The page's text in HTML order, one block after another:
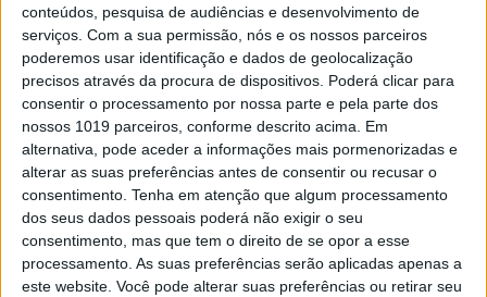
conteúdos, pesquisa de audiências e desenvolvimento de
serviços. Com a sua permissão, nós e os nossos parceiros
poderemos usar identificação e dados de geolocalização
precisos através da procura de dispositivos. Poderá clicar para
consentir o processamento por nossa parte e pela parte dos
nossos 1019 parceiros, conforme descrito acima. Em
alternativa, pode aceder a informações mais pormenorizadas e
alterar as suas preferências antes de consentir ou recusar o
consentimento. Tenha em atenção que algum processamento
dos seus dados pessoais poderá não exigir o seu
consentimento, mas que tem o direito de se opor a esse
processamento. As suas preferências serão aplicadas apenas a
este website. Você pode alterar suas preferências ou retirar seu
Buzinas, apitos, vozes e motosserras sem
corrente imediatamente identificavam o circuito
de Talkessel, perto de Teutschenthal, para o
Liqui Moly MXGP da Alemanha!
A sétima etapa do Campeonato do Mundo de
Motocross de 2026 apresentou corridas
incríveis, mantendo a tradição deste circuito
clássico! A categoria MXGP foi dominada, pela
terceira vez esta temporada, pelo líder do
campeonato, Lucas Coenen, da Red Bull KTM,
que conquistou uma vitória perfeita por 1-1 e
beneficiou dos problemas dos seus rivais na
disputa pelo título.